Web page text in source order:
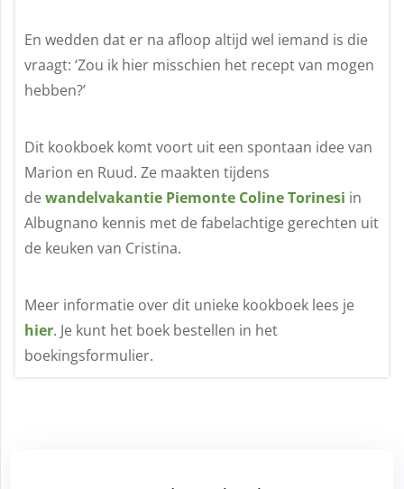
En wedden dat er na afloop altijd wel iemand is die
vraagt: ‘Zou ik hier misschien het recept van mogen
hebben?’
Dit kookboek komt voort uit een spontaan idee van
Marion en Ruud. Ze maakten tijdens
dewandelvakantie Piemonte Coline Torinesi in
Albugnano kennis met de fabelachtige gerechten uit
de keuken van Cristina.
Meer informatie over dit unieke kookboek lees je
hier. Je kunt het boek bestellen in het
boekingsformulier.